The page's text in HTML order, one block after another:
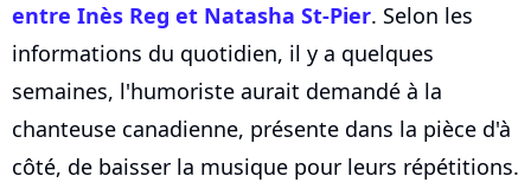
entre Inès Reg et Natasha St-Pier. Selon les
informations du quotidien, il y a quelques
semaines, l'humoriste aurait demandé à la
chanteuse canadienne, présente dans la pièce d'à
côté, de baisser la musique pour leurs répétitions.